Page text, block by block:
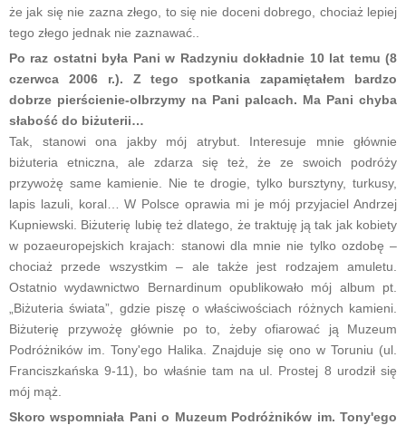
że jak się nie zazna złego, to się nie doceni dobrego, chociaż lepiej
tego złego jednak nie zaznawać..
Po raz ostatni była Pani w Radzyniu dokładnie 10 lat temu (8
czerwca 2006 r.). Z tego spotkania zapamiętałem bardzo
dobrze pierścienie-olbrzymy na Pani palcach. Ma Pani chyba
słabość do biżuterii…
Tak, stanowi ona jakby mój atrybut. Interesuje mnie głównie
biżuteria etniczna, ale zdarza się też, że ze swoich podróży
przywożę same kamienie. Nie te drogie, tylko bursztyny, turkusy,
lapis lazuli, koral… W Polsce oprawia mi je mój przyjaciel Andrzej
Kupniewski. Biżuterię lubię też dlatego, że traktuję ją tak jak kobiety
w pozaeuropejskich krajach: stanowi dla mnie nie tylko ozdobę –
chociaż przede wszystkim – ale także jest rodzajem amuletu.
Ostatnio wydawnictwo Bernardinum opublikowało mój album pt.
„Biżuteria świata”, gdzie piszę o właściwościach różnych kamieni.
Biżuterię przywożę głównie po to, żeby ofiarować ją Muzeum
Podróżników im. Tony'ego Halika. Znajduje się ono w Toruniu (ul.
Franciszkańska 9-11), bo właśnie tam na ul. Prostej 8 urodził się
mój mąż.
Skoro wspomniała Pani o Muzeum Podróżników im. Tony'ego